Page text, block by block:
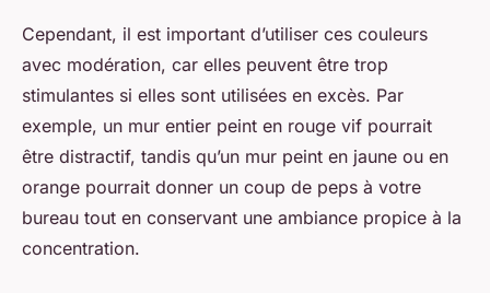
Cependant, il est important d’utiliser ces couleurs
avec modération, car elles peuvent être trop
stimulantes si elles sont utilisées en excès. Par
exemple, un mur entier peint en rouge vif pourrait
être distractif, tandis qu’un mur peint en jaune ou en
orange pourrait donner un coup de peps à votre
bureau tout en conservant une ambiance propice à la
concentration.